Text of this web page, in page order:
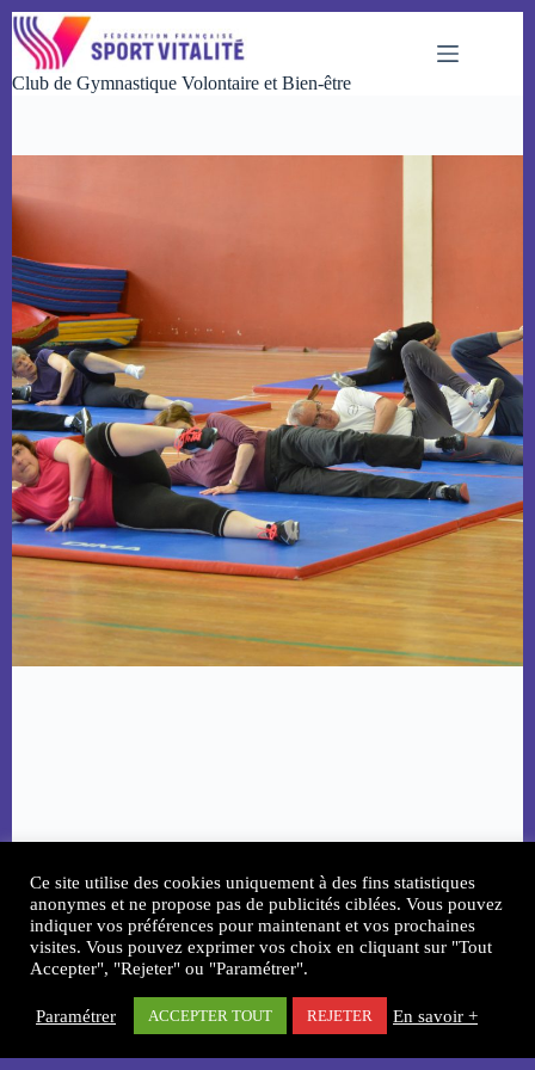
Passer
au
contenu
Club de Gymnastique Volontaire et Bien-être
Copyright © 2026 - Thème WordPress par
CreativeThemesIntégration webSENDIX
Nous contacter
Qui sommes-nous ?
Ce site utilise des cookies uniquement à des fins statistiques
anonymes et ne propose pas de publicités ciblées. Vous pouvez
indiquer vos préférences pour maintenant et vos prochaines
visites. Vous pouvez exprimer vos choix en cliquant sur "Tout
Accepter", "Rejeter" ou "Paramétrer".
Paramétrer ACCEPTER TOUT REJETER En savoir +